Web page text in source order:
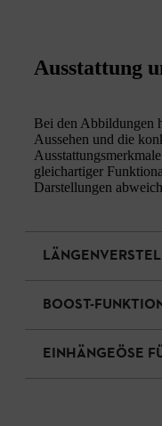
Ausstattung
Bei den Abbildungen
Aussehen und die
gleichartiger
Darstellungen
BOOST-
EINHÄNGEÖSE